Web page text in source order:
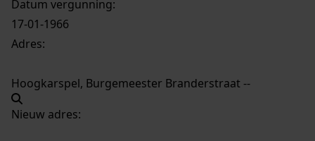
Datum vergunning:
17-01-1966
Adres:
Hoogkarspel, Burgemeester Branderstraat --
Nieuw adres: